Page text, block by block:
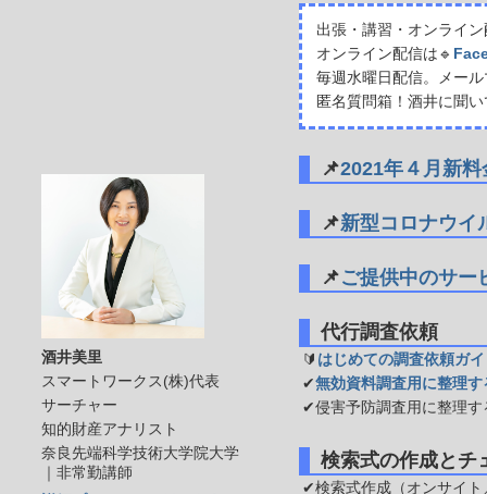
出張・講習・オンライ
オンライン配信は🔹
毎週水曜日配信。メー
匿名質問箱！酒井に聞
📌2021年４月新
📌新型コロナウイ
📌ご提供中のサー
代行調査依頼
🔰 はじめての調査依頼ガ
✔無効資料調査用に整理
✔侵害予防調査用に整理す
検索式の作成とチ
✔検索式作成（オンサイト
酒井美里
スマートワークス(株)代表
サーチャー
知的財産アナリスト
奈良先端科学技術大学院大学
｜非常勤講師